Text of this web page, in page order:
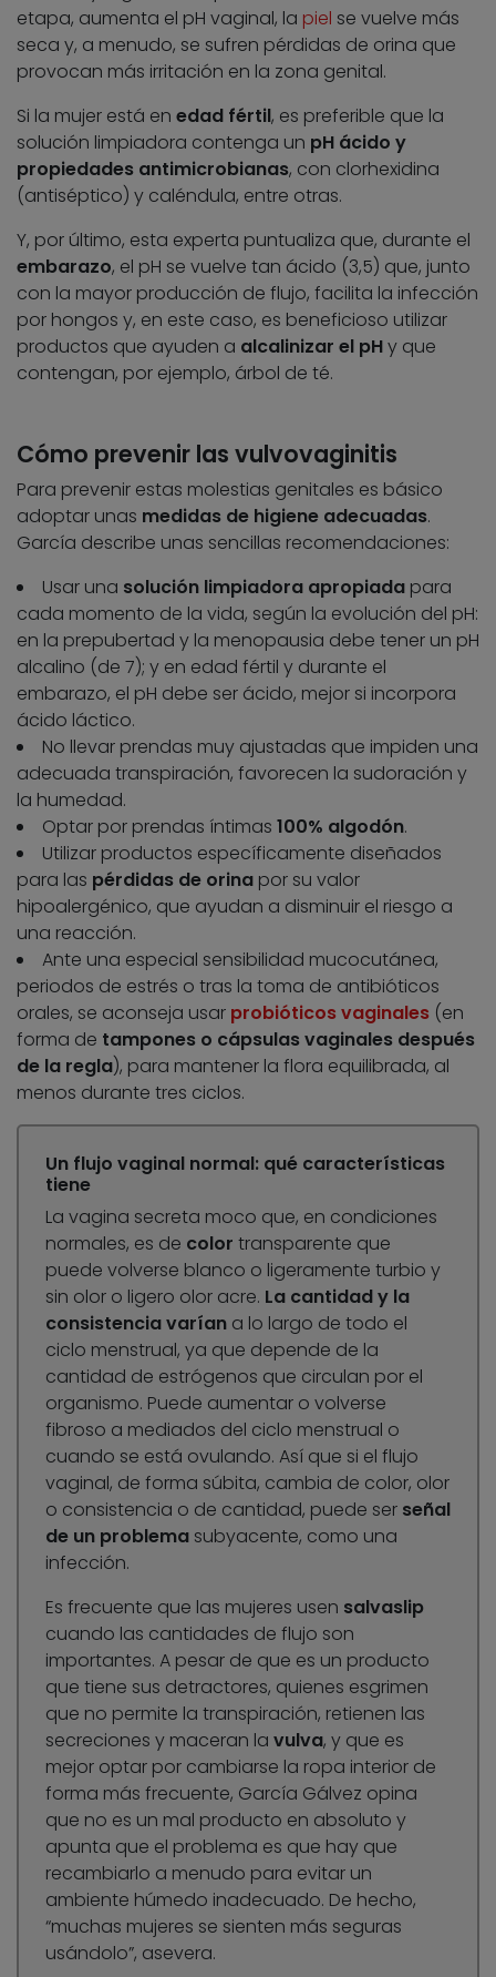
etapa, aumenta el pH vaginal, la piel se vuelve más
seca y, a menudo, se sufren pérdidas de orina que
provocan más irritación en la zona genital.
Si la mujer está en edad fértil, es preferible que la
solución limpiadora contenga un pH ácido y
propiedades antimicrobianas, con clorhexidina
(antiséptico) y caléndula, entre otras.
Y, por último, esta experta puntualiza que, durante el
embarazo, el pH se vuelve tan ácido (3,5) que, junto
con la mayor producción de flujo, facilita la infección
por hongos y, en este caso, es beneficioso utilizar
productos que ayuden a alcalinizar el pHy que
contengan, por ejemplo, árbol de té.
Cómo prevenir las vulvovaginitis
Para prevenir estas molestias genitales es básico
adoptar unas medidas de higiene adecuadas.
García describe unas sencillas recomendaciones:
Usar una solución limpiadora apropiada para
cada momento de la vida, según la evolución del pH:
en la prepubertad y la menopausia debe tener un pH
alcalino (de 7); y en edad fértil y durante el
embarazo, el pH debe ser ácido, mejor si incorpora
ácido láctico.
No llevar prendas muy ajustadas que impiden una
adecuada transpiración, favorecen la sudoración y
la humedad.
Optar por prendas íntimas 100% algodón.
Utilizar productos específicamente diseñados
para las pérdidas de orina por su valor
hipoalergénico, que ayudan a disminuir el riesgo a
una reacción.
Ante una especial sensibilidad mucocutánea,
periodos de estrés o tras la toma de antibióticos
orales, se aconseja usar probióticos vaginales (en
forma de tampones o cápsulas vaginales después
de la regla), para mantener la flora equilibrada, al
menos durante tres ciclos.
Un flujo vaginal normal: qué características
tiene
La vagina secreta moco que, en condiciones
normales, es de color transparente que
puede volverse blanco o ligeramente turbio y
sin olor o ligero olor acre. La cantidad y la
consistencia varían a lo largo de todo el
ciclo menstrual, ya que depende de la
cantidad de estrógenos que circulan por el
organismo. Puede aumentar o volverse
fibroso a mediados del ciclo menstrual o
cuando se está ovulando. Así que si el flujo
vaginal, de forma súbita, cambia de color, olor
o consistencia o de cantidad, puede ser señal
de un problema subyacente, como una
infección.
Es frecuente que las mujeres usen salvaslip
cuando las cantidades de flujo son
importantes. A pesar de que es un producto
que tiene sus detractores, quienes esgrimen
que no permite la transpiración, retienen las
secreciones y maceran la vulva, y que es
mejor optar por cambiarse la ropa interior de
forma más frecuente, García Gálvez opina
que no es un mal producto en absoluto y
apunta que el problema es que hay que
recambiarlo a menudo para evitar un
ambiente húmedo inadecuado. De hecho,
“muchas mujeres se sienten más seguras
usándolo”, asevera.